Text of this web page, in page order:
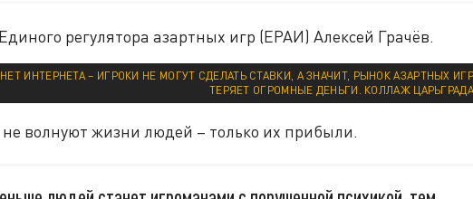
регулятора азартных игр (ЕРАИ) Алексей Грачёв.
ИНТЕРНЕТА – ИГРОКИ НЕ МОГУТ СДЕЛАТЬ СТАВКИ, А ЗНАЧИТ, РЫНОК АЗАРТНЫХ ИГР
ТЕРЯЕТ ОГРОМНЫЕ ДЕНЬГИ. КОЛЛАЖ ЦАРЬГРАДА
волнуют жизни людей – только их прибыли.